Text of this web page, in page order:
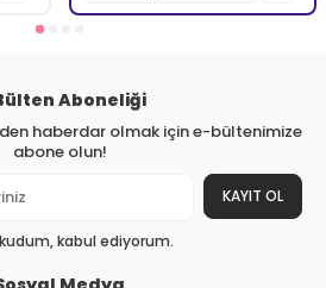
Aboneliği
haberdar olmak için e-bültenimize
abone olun!
KAYIT OL
kabul ediyorum.